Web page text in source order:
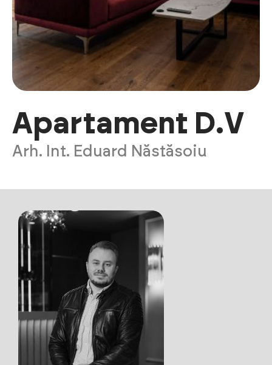
Apartament D.V
Arh. Int. Eduard Năstăsoiu